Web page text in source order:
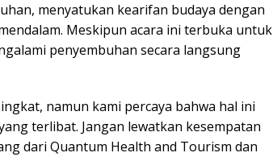
menyatukan kearifan budaya dengan
Meskipun acara ini terbuka untuk
penyembuhan secara langsung
namun kami percaya bahwa hal ini
terlibat. Jangan lewatkan kesempatan
dari Quantum Health and Tourism dan